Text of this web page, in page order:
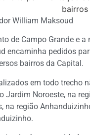
William Maksoud
de Campo Grande e
encaminha pedidos
bairros da Capital.
em todo trecho
Jardim Noroeste, na
na região